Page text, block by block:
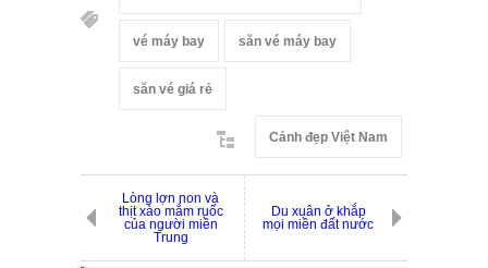
vé máy bay săn vé máy bay
săn vé giá rẻ
Cảnh đẹp Việt Nam
Lòng lợn non và
thịt xào mắm ruốc
của người miền
Trung
Du xuân ở khắp
mọi miền đất nước